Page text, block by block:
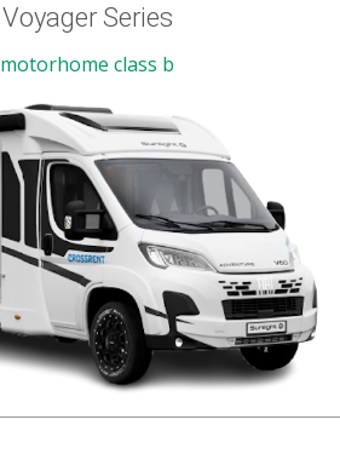
Voyager Series
motorhome class b